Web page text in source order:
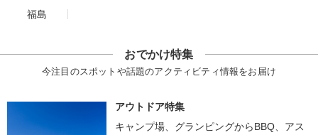
福島
おでかけ特集
今注目のスポットや話題のアクティビティ情報をお届け
アウトドア特集
キャンプ場、グランピングからBBQ、アス